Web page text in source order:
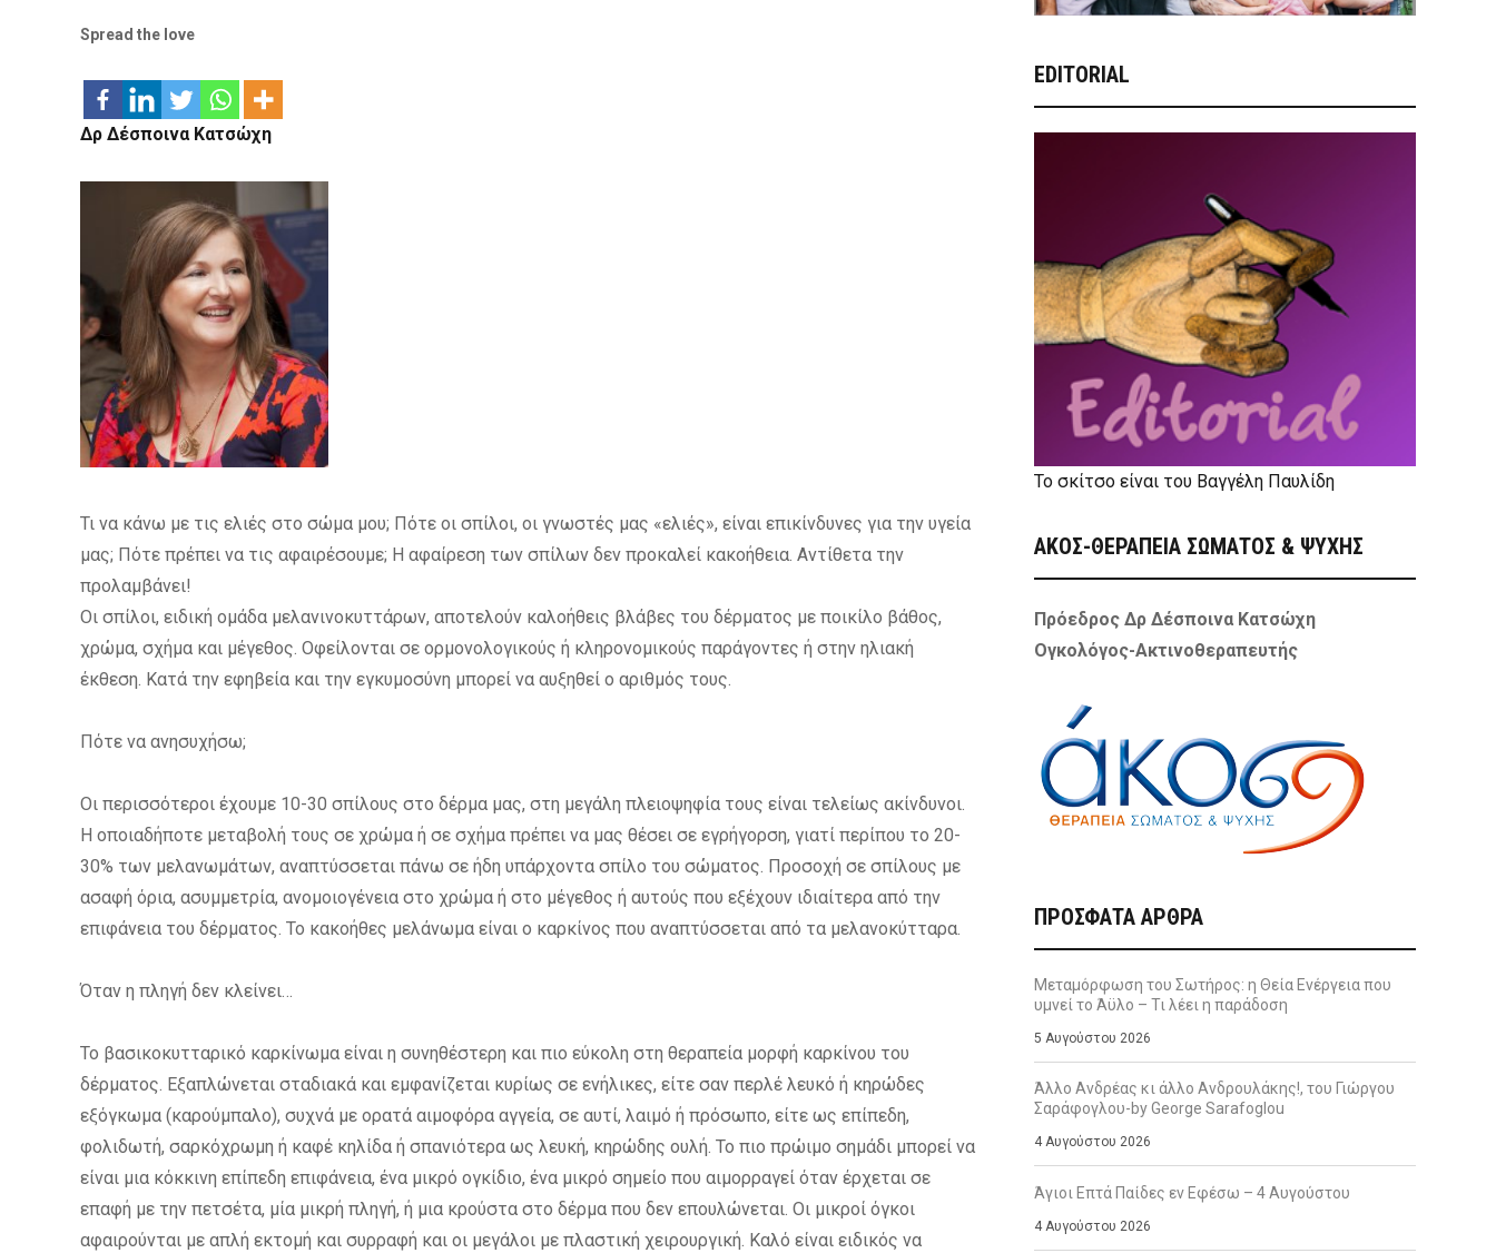
Spread the love
Δρ Δέσποινα Κατσώχη
Τι να κάνω με τις ελιές στο σώμα μου; Πότε οι σπίλοι, οι γνωστές μας «ελιές», είναι επικίνδυνες για την υγεία
μας; Πότε πρέπει να τις αφαιρέσουμε; Η αφαίρεση των σπίλων δεν προκαλεί κακοήθεια. Αντίθετα την
προλαμβάνει!
Οι σπίλοι, ειδική ομάδα μελανινοκυττάρων, αποτελούν καλοήθεις βλάβες του δέρματος με ποικίλο βάθος,
χρώμα, σχήμα και μέγεθος. Οφείλονται σε ορμονολογικούς ή κληρονομικούς παράγοντες ή στην ηλιακή
έκθεση. Κατά την εφηβεία και την εγκυμοσύνη μπορεί να αυξηθεί ο αριθμός τους.
Πότε να ανησυχήσω;
Οι περισσότεροι έχουμε 10-30 σπίλους στο δέρμα μας, στη μεγάλη πλειοψηφία τους είναι τελείως ακίνδυνοι.
Η οποιαδήποτε μεταβολή τους σε χρώμα ή σε σχήμα πρέπει να μας θέσει σε εγρήγορση, γιατί περίπου το 20-
30% των μελανωμάτων, αναπτύσσεται πάνω σε ήδη υπάρχοντα σπίλο του σώματος. Προσοχή σε σπίλους με
ασαφή όρια, ασυμμετρία, ανομοιογένεια στο χρώμα ή στο μέγεθος ή αυτούς που εξέχουν ιδιαίτερα από την
επιφάνεια του δέρματος. Το κακοήθες μελάνωμα είναι ο καρκίνος που αναπτύσσεται από τα μελανοκύτταρα.
Όταν η πληγή δεν κλείνει…
Το βασικοκυτταρικό καρκίνωμα είναι η συνηθέστερη και πιο εύκολη στη θεραπεία μορφή καρκίνου του
δέρματος. Εξαπλώνεται σταδιακά και εμφανίζεται κυρίως σε ενήλικες, είτε σαν περλέ λευκό ή κηρώδες
εξόγκωμα (καρούμπαλο), συχνά με ορατά αιμοφόρα αγγεία, σε αυτί, λαιμό ή πρόσωπο, είτε ως επίπεδη,
φολιδωτή, σαρκόχρωμη ή καφέ κηλίδα ή σπανιότερα ως λευκή, κηρώδης ουλή. Το πιο πρώιμο σημάδι μπορεί να
είναι μια κόκκινη επίπεδη επιφάνεια, ένα μικρό ογκίδιο, ένα μικρό σημείο που αιμορραγεί όταν έρχεται σε
επαφή με την πετσέτα, μία μικρή πληγή, ή μια κρούστα στο δέρμα που δεν επουλώνεται. Οι μικροί όγκοι
αφαιρούνται με απλή εκτομή και συρραφή και οι μεγάλοι με πλαστική χειρουργική. Καλό είναι ειδικός να
EDITORIAL
Το σκίτσο είναι του Βαγγέλη Παυλίδη
ΑΚΟΣ-ΘΕΡΑΠΕΙΑ ΣΩΜΑΤΟΣ & ΨΥΧΗΣ
Πρόεδρος Δρ Δέσποινα Κατσώχη
Ογκολόγος-Ακτινοθεραπευτής
ΠΡΌΣΦΑΤΑ ΆΡΘΡΑ
Μεταμόρφωση του Σωτήρος: η Θεία Ενέργεια που
υμνεί το Άϋλο – Τι λέει η παράδοση
5 Αυγούστου 2026
Άλλο Ανδρέας κι άλλο Ανδρουλάκης!, του Γιώργου
Σαράφογλου-by George Sarafoglou
4 Αυγούστου 2026
Άγιοι Επτά Παίδες εν Εφέσω – 4 Αυγούστου
4 Αυγούστου 2026